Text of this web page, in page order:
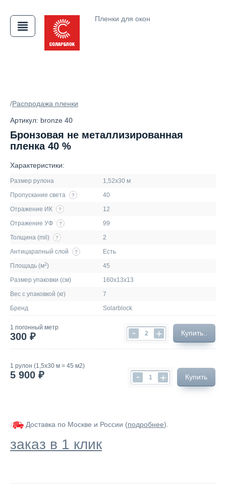
Пленки для окон
/Распродажа пленки
Артикул: bronze 40
Бронзовая не металлизированная
пленка 40 %
Характеристики:
Размер рулона
1,52х30 м
Пропускание света
?
40
Отражение ИК
?
12
Отражение УФ
?
99
Толщина (mil)
?
2
Антицарапный слой
?
Есть
Площадь (м2)
45
Размер упаковки (см)
160х13х13
Вес с упаковкой (кг)
7
Бренд
Solarblock
1 погонный метр
300 ₽ - + Купить..
1 рулон (1,5х30 м = 45 м2)
5 900 ₽ - + Купить
Доставка по Москве и России (подробнее).
заказ в 1 клик